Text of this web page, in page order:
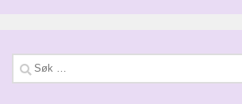
Søk
etter: